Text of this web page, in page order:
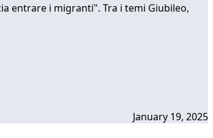
entrare i migranti". Tra i temi Giubileo,
January 19, 2025